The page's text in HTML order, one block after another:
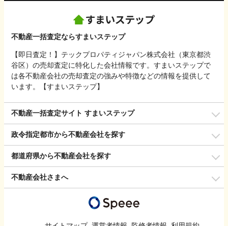
不動産一括査定ならすまいステップ
【即日査定！】テックプロパティジャパン株式会社（東京都渋
谷区）の売却査定に特化した会社情報です。すまいステップで
は各不動産会社の売却査定の強みや特徴などの情報を提供して
います。【すまいステップ】
不動産一括査定サイト すまいステップ
政令指定都市から不動産会社を探す
都道府県から不動産会社を探す
不動産会社さまへ